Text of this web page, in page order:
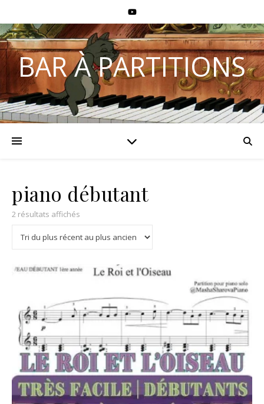
BAR À PARTITIONS
piano débutant
2 résultats affichés